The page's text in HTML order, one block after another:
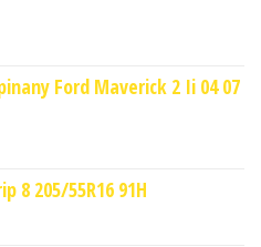
Ford Maverick 2 Ii 04 07
8 205/55R16 91H